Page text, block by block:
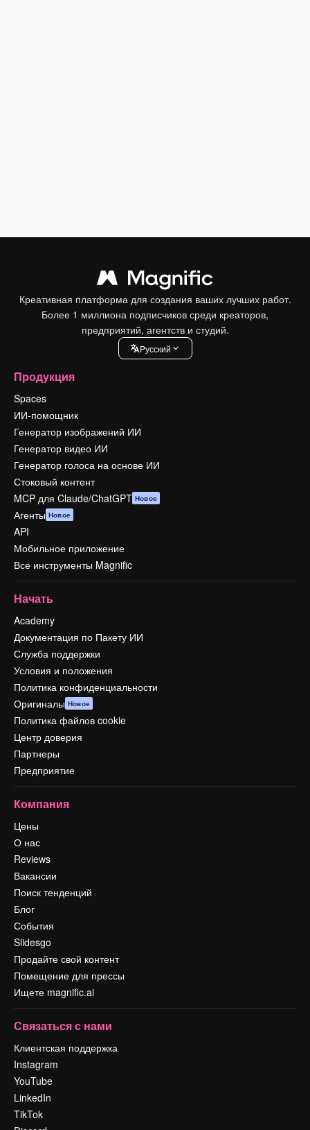
Креативная платформа для создания ваших лучших работ.
Более 1 миллиона подписчиков среди креаторов,
предприятий, агентств и студий.
Pусский
Продукция
Spaces
ИИ-помощник
Генератор изображений ИИ
Генератор видео ИИ
Генератор голоса на основе ИИ
Стоковый контент
MCP для Claude/ChatGPT Новое
Агенты Новое
API
Мобильное приложение
Все инструменты Magnific
Начать
Academy
Документация по Пакету ИИ
Служба поддержки
Условия и положения
Политика конфиденциальности
Оригиналы Новое
Политика файлов cookie
Центр доверия
Партнеры
Предприятие
Компания
Цены
О нас
Reviews
Вакансии
Поиск тенденций
Блог
События
Slidesgo
Продайте свой контент
Помещение для прессы
Ищете magnific.ai
Связаться с нами
Клиентская поддержка
Instagram
YouTube
LinkedIn
TikTok